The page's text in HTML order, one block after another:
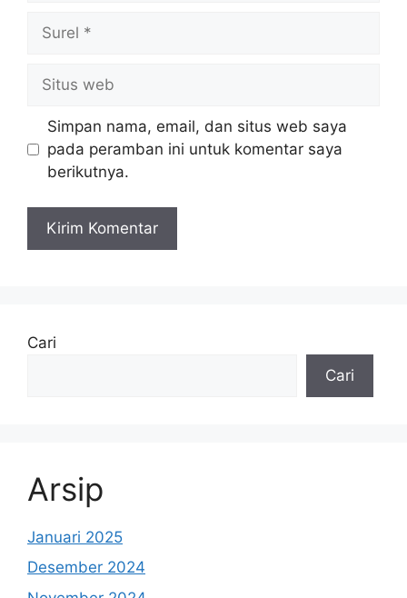
Surel
Situs
web
Simpan nama, email, dan situs web saya
pada peramban ini untuk komentar saya
berikutnya.
Cari
Cari
Arsip
Januari 2025
Desember 2024